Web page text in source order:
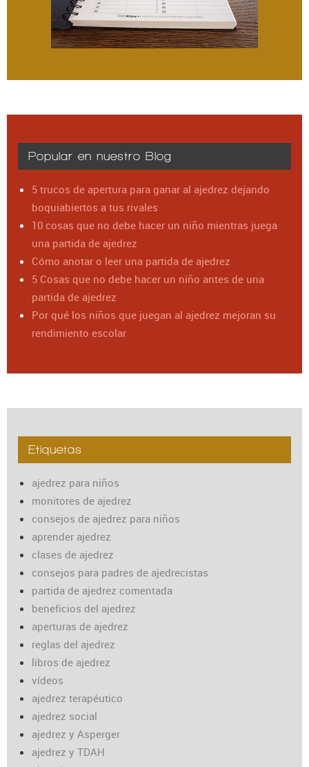
Popular en nuestro Blog
5 trucos de apertura para ganar al ajedrez dejando
boquiabiertos a tus rivales
10 cosas que no debe hacer un niño mientras juega
una partida de ajedrez
Cómo anotar o leer una partida de ajedrez
5 Cosas que no debe hacer un niño antes de una
partida de ajedrez
Por qué los niños que juegan al ajedrez mejoran su
rendimiento escolar
Etiquetas
ajedrez para niños
monitores de ajedrez
consejos de ajedrez para niños
aprender ajedrez
clases de ajedrez
consejos para padres de ajedrecistas
partida de ajedrez comentada
beneficios del ajedrez
aperturas de ajedrez
reglas del ajedrez
libros de ajedrez
vídeos
ajedrez terapéutico
ajedrez social
ajedrez y Asperger
ajedrez y TDAH